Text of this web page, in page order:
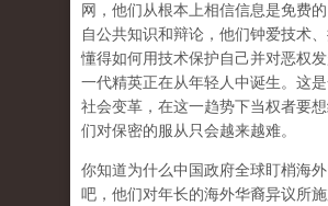
网，他们从根本上相信信息是免费
自公共知识和辩论，他们钟爱技术、
懂得如何用技术保护自己并对恶权
一代精英正在从年轻人中诞生。这
社会变革，在这一趋势下当权者要
们对保密的服从只会越来越难。
你知道为什么中国政府全球盯梢海
吧，他们对年长的海外华裔异议所